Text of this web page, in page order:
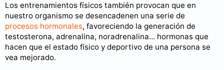
Los entrenamientos físicos también provocan que en
nuestro organismo se desencadenen una serie de
procesos hormonales, favoreciendo la generación de
testosterona, adrenalina, noradrenalina… hormonas que
hacen que el estado físico y deportivo de una persona se
vea mejorado.